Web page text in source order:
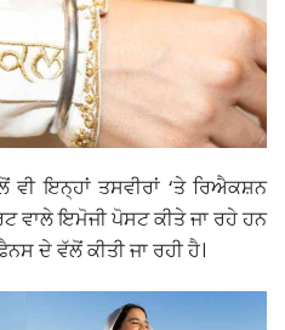
ਇਨ੍ਹਾਂ ਤਸਵੀਰਾਂ ‘ਤੇ ਰਿਐਕਸ਼ਨ
ਵਾਲੇ ਇਮੋਜੀ ਪੋਸਟ ਕੀਤੇ ਜਾ ਰਹੇ ਹਨ
ਦੇ ਵੱਲੋਂ ਕੀਤੀ ਜਾ ਰਹੀ ਹੈ।